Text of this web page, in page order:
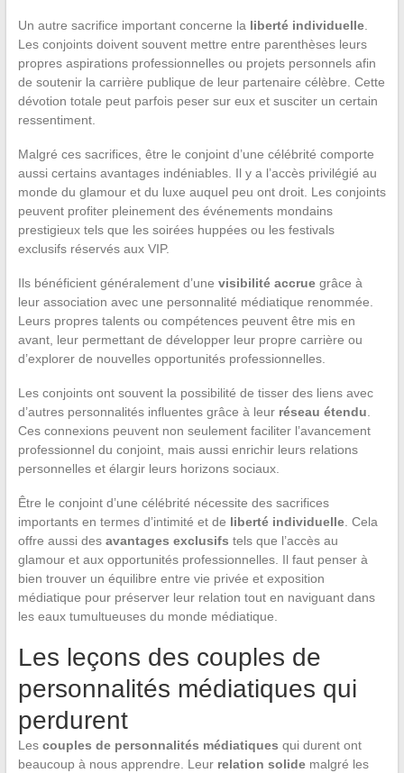
Un autre sacrifice important concerne la liberté individuelle.
Les conjoints doivent souvent mettre entre parenthèses leurs
propres aspirations professionnelles ou projets personnels afin
de soutenir la carrière publique de leur partenaire célèbre. Cette
dévotion totale peut parfois peser sur eux et susciter un certain
ressentiment.
Malgré ces sacrifices, être le conjoint d’une célébrité comporte
aussi certains avantages indéniables. Il y a l’accès privilégié au
monde du glamour et du luxe auquel peu ont droit. Les conjoints
peuvent profiter pleinement des événements mondains
prestigieux tels que les soirées huppées ou les festivals
exclusifs réservés aux VIP.
Ils bénéficient généralement d’une visibilité accruegrâce à
leur association avec une personnalité médiatique renommée.
Leurs propres talents ou compétences peuvent être mis en
avant, leur permettant de développer leur propre carrière ou
d’explorer de nouvelles opportunités professionnelles.
Les conjoints ont souvent la possibilité de tisser des liens avec
d’autres personnalités influentes grâce à leur réseau étendu.
Ces connexions peuvent non seulement faciliter l’avancement
professionnel du conjoint, mais aussi enrichir leurs relations
personnelles et élargir leurs horizons sociaux.
Être le conjoint d’une célébrité nécessite des sacrifices
importants en termes d’intimité et de liberté individuelle. Cela
offre aussi des avantages exclusifs tels que l’accès au
glamour et aux opportunités professionnelles. Il faut penser à
bien trouver un équilibre entre vie privée et exposition
médiatique pour préserver leur relation tout en naviguant dans
les eaux tumultueuses du monde médiatique.
Les leçons des couples de
personnalités médiatiques qui
perdurent
Les couples de personnalités médiatiques qui durent ont
beaucoup à nous apprendre. Leur relation solidemalgré les